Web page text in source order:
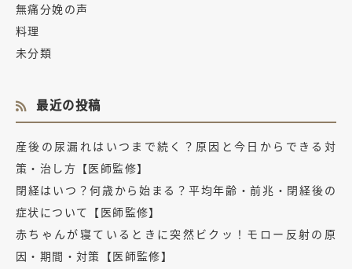
無痛分娩の声
料理
未分類
最近の投稿
産後の尿漏れはいつまで続く？原因と今日からできる対
策・治し方【医師監修】
閉経はいつ？何歳から始まる？平均年齢・前兆・閉経後の
症状について【医師監修】
赤ちゃんが寝ているときに突然ビクッ！モロー反射の原
因・期間・対策【医師監修】